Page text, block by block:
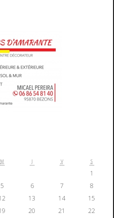
M J V S
1
5 6 7
8
13 14
15
20 21
22